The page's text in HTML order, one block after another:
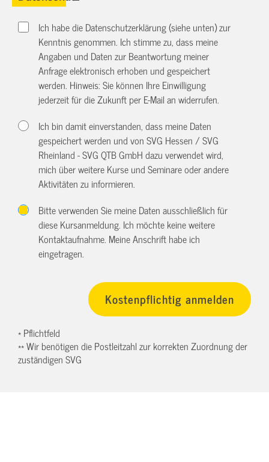
Ich habe die Datenschutzerklärung (siehe unten) zur
Kenntnis genommen. Ich stimme zu, dass meine
Angaben und Daten zur Beantwortung meiner
Anfrage elektronisch erhoben und gespeichert
werden. Hinweis: Sie können Ihre Einwilligung
jederzeit für die Zukunft per E-Mail anwiderrufen.
Ich bin damit einverstanden, dass meine Daten
gespeichert werden und von SVG Hessen / SVG
Rheinland - SVG QTB GmbH dazu verwendet wird,
mich über weitere Kurse und Seminare oder andere
Aktivitäten zu informieren.
Bitte verwenden Sie meine Daten ausschließlich für
diese Kursanmeldung. Ich möchte keine weitere
Kontaktaufnahme. Meine Anschrift habe ich
eingetragen.
* Pflichtfeld
** Wir benötigen die Postleitzahl zur korrekten Zuordnung der
zuständigen SVG